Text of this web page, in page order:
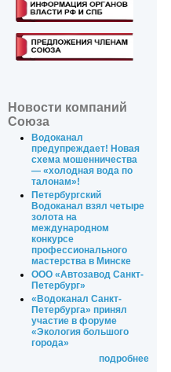
Новости компаний
Союза
Водоканал
предупреждает! Новая
схема мошенничества
— «холодная вода по
талонам»!
Петербургский
Водоканал взял четыре
золота на
международном
конкурсе
профессионального
мастерства в Минске
ООО «Автозавод Санкт-
Петербург»
«Водоканал Санкт-
Петербурга» принял
участие в форуме
«Экология большого
города»
подробнее